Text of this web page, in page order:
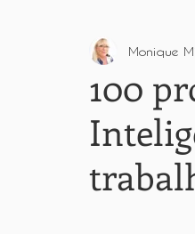
100
Monique